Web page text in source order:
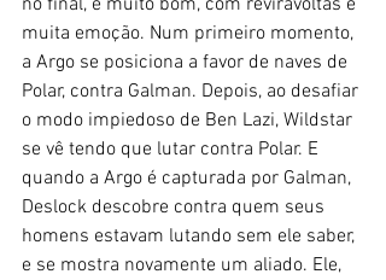
muita emoção. Num primeiro momento,
a Argo se posiciona a favor de naves de
Polar, contra Galman. Depois, ao desafiar
o modo impiedoso de Ben Lazi, Wildstar
se vê tendo que lutar contra Polar. E
quando a Argo é capturada por Galman,
Deslock descobre contra quem seus
homens estavam lutando sem ele saber,
e se mostra novamente um aliado. Ele,